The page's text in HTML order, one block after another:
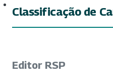
Classificação de
Editor RSP